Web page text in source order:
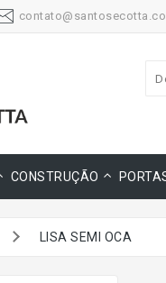
CONSTRUÇÃO
LISA SEMI OCA